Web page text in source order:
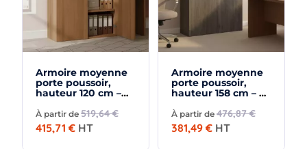
Armoire moyenne
porte poussoir,
hauteur 120 cm –
À partir de 519,64 €
415,71 € HT
Armoire moyenne
porte poussoir,
hauteur 158 cm – So
À partir de 476,87 €
381,49 € HT